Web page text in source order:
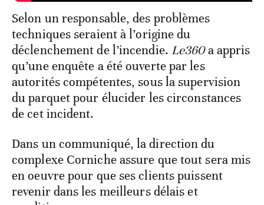
Selon un responsable, des problèmes
techniques seraient à l’origine du
déclenchement de l’incendie. Le360a appris
qu’une enquête a été ouverte par les
autorités compétentes, sous la supervision
du parquet pour élucider les circonstances
de cet incident.
Dans un communiqué, la direction du
complexe Corniche assure que tout sera mis
en oeuvre pour que ses clients puissent
revenir dans les meilleurs délais et